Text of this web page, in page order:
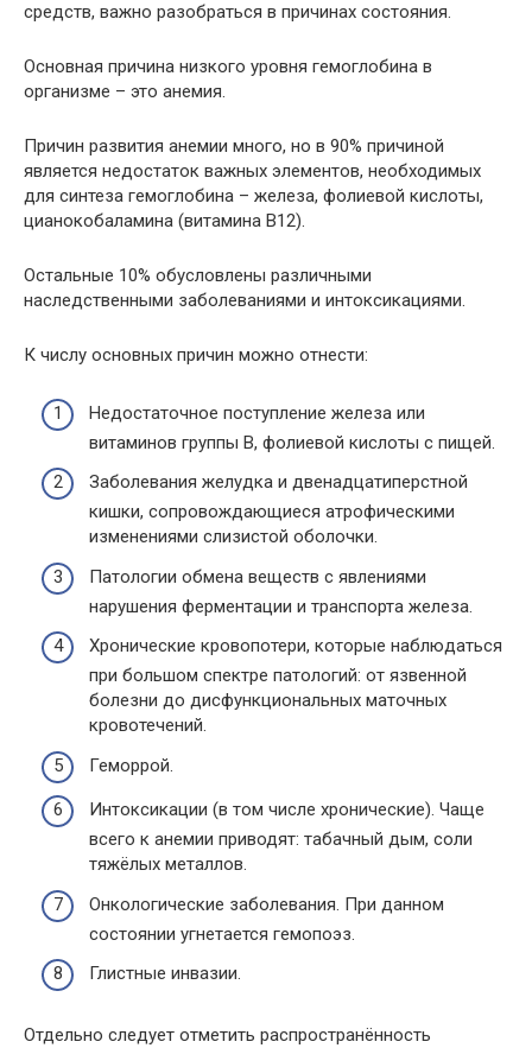
средств, важно разобраться в причинах состояния.
Основная причина низкого уровня гемоглобина в
организме – это анемия.
Причин развития анемии много, но в 90% причиной
является недостаток важных элементов, необходимых
для синтеза гемоглобина – железа, фолиевой кислоты,
цианокобаламина (витамина B12).
Остальные 10% обусловлены различными
наследственными заболеваниями и интоксикациями.
К числу основных причин можно отнести:
Недостаточное поступление железа или
витаминов группы В, фолиевой кислоты с пищей.
Заболевания желудка и двенадцатиперстной
кишки, сопровождающиеся атрофическими
изменениями слизистой оболочки.
Патологии обмена веществ с явлениями
нарушения ферментации и транспорта железа.
Хронические кровопотери, которые наблюдаться
при большом спектре патологий: от язвенной
болезни до дисфункциональных маточных
кровотечений.
Геморрой.
Интоксикации (в том числе хронические). Чаще
всего к анемии приводят: табачный дым, соли
тяжёлых металлов.
Онкологические заболевания. При данном
состоянии угнетается гемопоэз.
Глистные инвазии.
Отдельно следует отметить распространённость